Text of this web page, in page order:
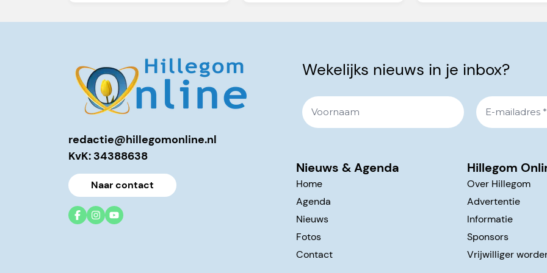
redactie@hillegomonline.nl
KvK: 34388638
Naar contact
Wekelijks nieuws in je inbox?
Nieuws & Agenda
Home
Agenda
Nieuws
Fotos
Contact
Hillegom
Over Hillegom
Advertentie
Informatie
Sponsors
Vrijwilliger